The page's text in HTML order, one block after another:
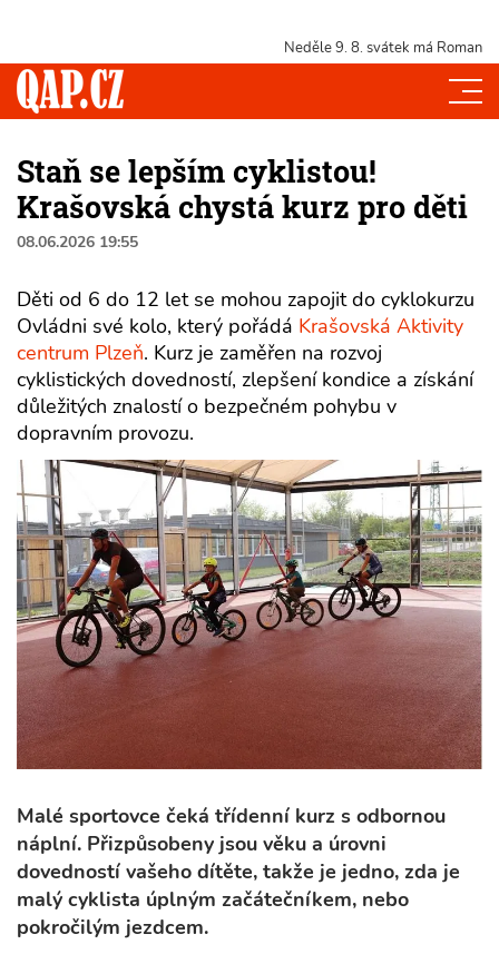
Neděle 9. 8. svátek má Roman
Staň se lepším cyklistou!
Krašovská chystá kurz pro děti
08.06.2026 19:55
Děti od 6 do 12 let se mohou zapojit do cyklokurzu
Ovládni své kolo, který pořádá Krašovská Aktivity
centrum Plzeň. Kurz je zaměřen na rozvoj
cyklistických dovedností, zlepšení kondice a získání
důležitých znalostí o bezpečném pohybu v
dopravním provozu.
Malé sportovce čeká třídenní kurz s odbornou
náplní. Přizpůsobeny jsou věku a úrovni
dovedností vašeho dítěte, takže je jedno, zda je
malý cyklista úplným začátečníkem, nebo
pokročilým jezdcem.